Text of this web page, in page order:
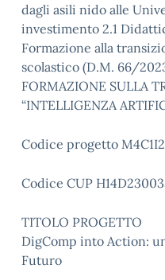
dagli asili nido alle
investimento 2.1
Formazione alla
scolastico (D.M. 66/
FORMAZIONE SULLA
“INTELLIGENZA
Codice progetto
Codice CUP
TITOLO PROGETTO
DigComp into Action:
Futuro